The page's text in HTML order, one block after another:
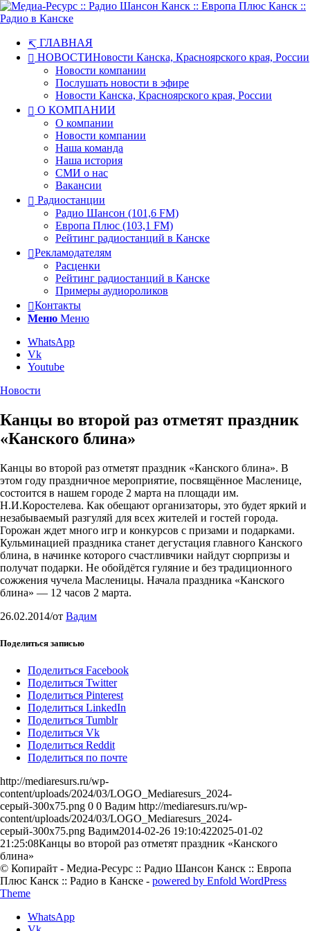
ГЛАВНАЯ
НОВОСТИНовости Канска, Красноярского края, России
Новости компании
Послушать новости в эфире
Новости Канска, Красноярского края, России
О КОМПАНИИ
О компании
Новости компании
Наша команда
Наша история
СМИ о нас
Вакансии
Радиостанции
Радио Шансон (101,6 FM)
Европа Плюс (103,1 FM)
Рейтинг радиостанций в Канске
Рекламодателям
Расценки
Рейтинг радиостанций в Канске
Примеры аудиороликов
Контакты
Меню Меню
WhatsApp
Vk
Youtube
Новости
Канцы во второй раз отметят праздник
«Канского блина»
Канцы во второй раз отметят праздник «Канского блина». В
этом году праздничное мероприятие, посвящённое Масленице,
состоится в нашем городе 2 марта на площади им.
Н.И.Коростелева. Как обещают организаторы, это будет яркий и
незабываемый разгуляй для всех жителей и гостей города.
Горожан ждет много игр и конкурсов с призами и подарками.
Кульминацией праздника станет дегустация главного Канского
блина, в начинке которого счастливчики найдут сюрпризы и
получат подарки. Не обойдётся гуляние и без традиционного
сожжения чучела Масленицы. Начала праздника «Канского
блина» — 12 часов 2 марта.
26.02.2014/от Вадим
Поделиться записью
Поделиться Facebook
Поделиться Twitter
Поделиться Pinterest
Поделиться LinkedIn
Поделиться Tumblr
Поделиться Vk
Поделиться Reddit
Поделиться по почте
http://mediaresurs.ru/wp-
content/uploads/2024/03/LOGO_Mediaresurs_2024-
серый-300x75.png 0 0 Вадим http://mediaresurs.ru/wp-
content/uploads/2024/03/LOGO_Mediaresurs_2024-
серый-300x75.png Вадим2014-02-26 19:10:422025-01-02
21:25:08Канцы во второй раз отметят праздник «Канского
блина»
© Копирайт - Медиа-Ресурс :: Радио Шансон Канск :: Европа
Плюс Канск :: Радио в Канске - powered by Enfold WordPress
Theme
WhatsApp